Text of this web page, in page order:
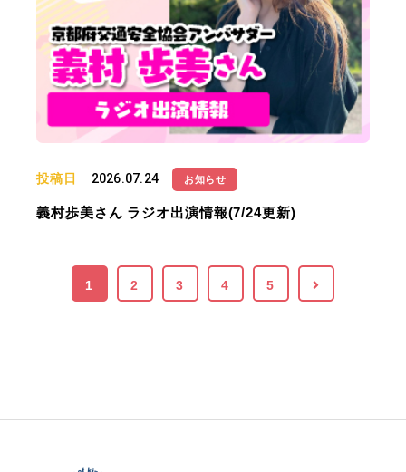
投稿日 2026.07.24 お知らせ
義村歩美さん ラジオ出演情報(7/24更新)
1 2 3 4 5